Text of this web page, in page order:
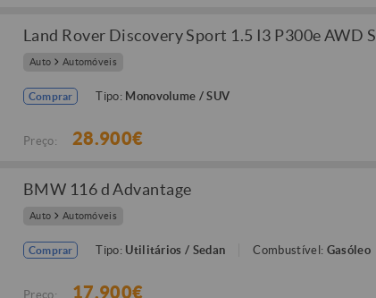
Land Rover Discovery Sport 1.5 I3 P300e AWD S
Auto Automóveis
Comprar Tipo: Monovolume / SUV
Preço: 28.900€
BMW 116 d Advantage
Auto Automóveis
Comprar Tipo: Utilitários / Sedan Combustível: Gasóleo
Preço: 17.900€